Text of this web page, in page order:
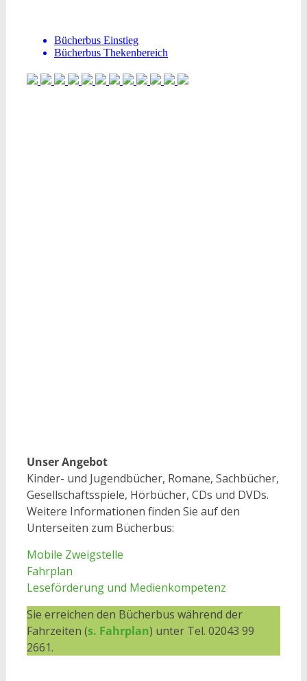
Unser Angebot
Kinder- und Jugendbücher, Romane, Sachbücher,
Gesellschaftsspiele, Hörbücher, CDs und DVDs.
Weitere Informationen finden Sie auf den
Unterseiten zum Bücherbus:
Mobile Zweigstelle
Fahrplan
Leseförderung und Medienkompetenz
Sie erreichen den Bücherbus während der
Fahrzeiten (s. Fahrplan) unter Tel. 02043 99
2661.